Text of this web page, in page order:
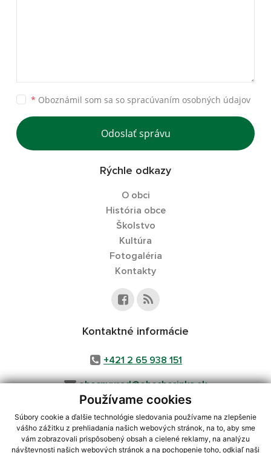
Používame cookies
Súbory cookie a ďalšie technológie sledovania používame na zlepšenie
vášho zážitku z prehliadania našich webových stránok, na to, aby sme
vám zobrazovali prispôsobený obsah a cielené reklamy, na analýzu
návštevnosti našich webových stránok a na pochopenie toho, odkiaľ naši
* Oboznámil som sa so spracúvaním osobných údajov
Odoslať správu
Rýchle odkazy
O obci
História obce
Školstvo
Kultúra
Fotogaléria
Kontakty
Kontaktné informácie
+421 2 65 938 151
obecnyurad@obecborinka.sk
využite možnosť získavania aktuálnych informácií s využitím RSS